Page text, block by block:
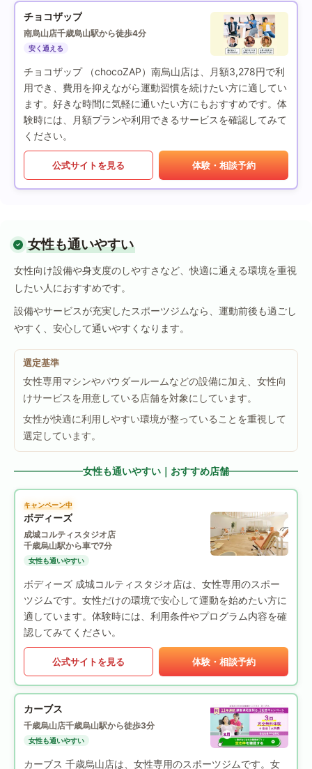
チョコザップ
南烏山店千歳烏山駅から徒歩4分
安く通える
チョコザップ （chocoZAP）南烏山店は、月額3,278円で利
用でき、費用を抑えながら運動習慣を続けたい方に適してい
ます。好きな時間に気軽に通いたい方にもおすすめです。体
験時には、月額プランや利用できるサービスを確認してみて
ください。
公式サイトを見る 体験・相談予約
女性も通いやすい
女性向け設備や身支度のしやすさなど、快適に通える環境を重視
したい人におすすめです。
設備やサービスが充実したスポーツジムなら、運動前後も過ごし
やすく、安心して通いやすくなります。
選定基準
女性専用マシンやパウダールームなどの設備に加え、女性向
けサービスを用意している店舗を対象にしています。
女性が快適に利用しやすい環境が整っていることを重視して
選定しています。
女性も通いやすい｜おすすめ店舗
キャンペーン中
ボディーズ
成城コルティスタジオ店
千歳烏山駅から車で7分
女性も通いやすい
ボディーズ 成城コルティスタジオ店は、女性専用のスポー
ツジムです。女性だけの環境で安心して運動を始めたい方に
適しています。体験時には、利用条件やプログラム内容を確
認してみてください。
公式サイトを見る 体験・相談予約
カーブス
千歳烏山店千歳烏山駅から徒歩3分
女性も通いやすい
カーブス 千歳烏山店は、女性専用のスポーツジムです。女